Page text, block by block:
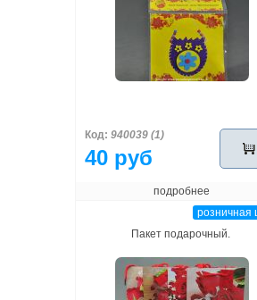
Код: 940039 (1)
40 руб
подробнее
розничная
Пакет подарочный.